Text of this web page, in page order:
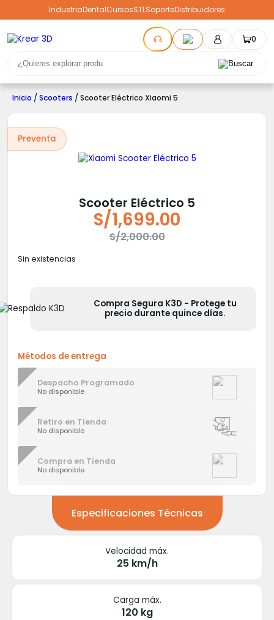
IndustriaDentalCursosSTLSoporteDistribuidores
0
Inicio / Scooters / Scooter Eléctrico Xiaomi 5
Preventa
Scooter Eléctrico 5
S/2,000.00
precio
S/2,000.00.
S/1,699.00
precio
S/1,699.00.
Sin existencias
Compra Segura K3D - Protege tu
precio durante quince días.
Métodos de entrega
Despacho Programado
No disponible
Retiro en Tienda
No disponible
Compra en Tienda
No disponible
Especificaciones Técnicas
Velocidad máx.
25 km/h
Carga máx.
120 kg